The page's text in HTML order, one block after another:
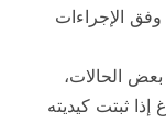
وفق الإجراءات
الحالات،
ثبتت كيديته